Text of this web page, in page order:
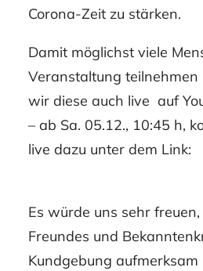
Corona-Zeit zu stärken.
Damit möglichst viele
Veranstaltung
wir diese auch live auf
– ab Sa. 05.12., 10:45 h,
live dazu unter dem Link:
Es würde uns sehr
Freundes und
Kundgebung aufmerksam